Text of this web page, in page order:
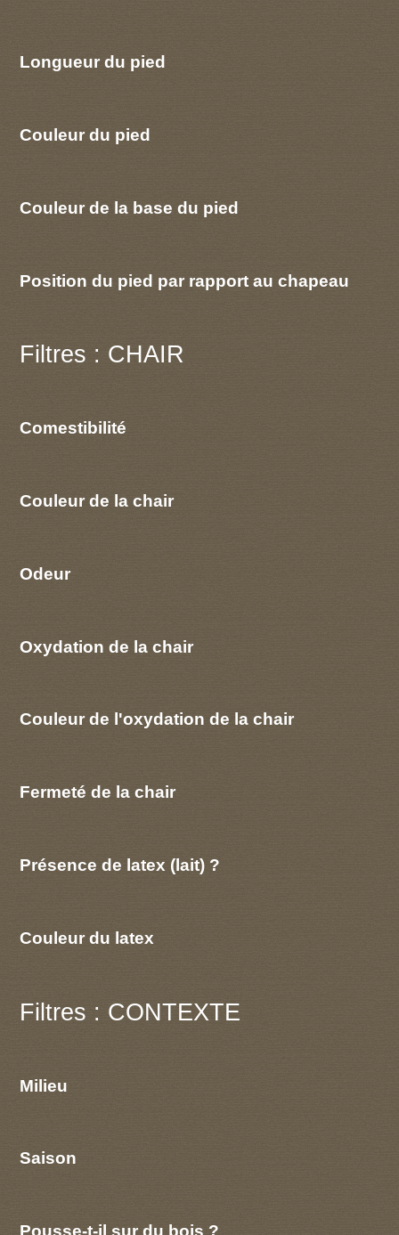
Longueur du pied
Couleur du pied
Couleur de la base du pied
Position du pied par rapport au chapeau
Filtres : CHAIR
Comestibilité
Couleur de la chair
Odeur
Oxydation de la chair
Couleur de l'oxydation de la chair
Fermeté de la chair
Présence de latex (lait) ?
Couleur du latex
Filtres : CONTEXTE
Milieu
Saison
Pousse-t-il sur du bois ?